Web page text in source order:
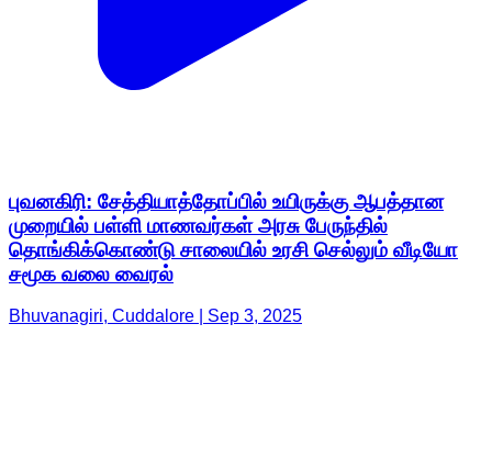
புவனகிரி: சேத்தியாத்தோப்பில் உயிருக்கு ஆபத்தான
முறையில் பள்ளி மாணவர்கள் அரசு பேருந்தில்
தொங்கிக்கொண்டு சாலையில் உரசி செல்லும் வீடியோ
சமூக வலை வைரல்
Bhuvanagiri, Cuddalore | Sep 3, 2025